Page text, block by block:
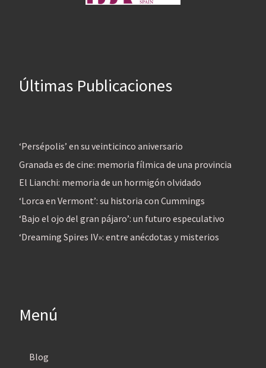
Últimas Publicaciones
‘Persépolis’ en su veinticinco aniversario
Granada es de cine: memoria fílmica de una provincia
El Lianchi: memoria de un hormigón olvidado
‘Lorca en Vermont’: su historia con Cummings
‘Bajo el ojo del gran pájaro’: un futuro especulativo
‘Dreaming Spires IV»: entre anécdotas y misterios
Menú
Blog